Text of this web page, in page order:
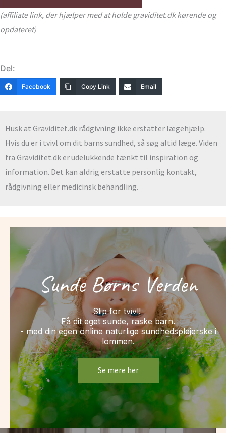
(affiliate link, der hjælper med at holde graviditet.dk kørende og
opdateret)
Del:
Facebook Copy Link Email
Husk at Graviditet.dk rådgivning ikke erstatter lægehjælp.
Hvis du er i tvivl om dit barns sundhed, så søg altid læge. Viden
fra Graviditet.dk er udelukkende tænkt til inspiration og
information. Det kan aldrig erstatte personlig kontakt,
rådgivning eller medicinsk behandling.
Sunde Børns Verden
Slip for tvivl!
Få dit eget sunde, raske barn.
- med din egen online naturlige sundhedsplejerske i
lommen.
Se mere her